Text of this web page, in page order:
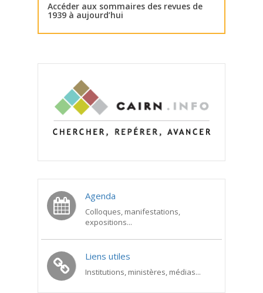
Accéder aux sommaires des revues de
1939 à aujourd’hui
Agenda
Colloques, manifestations,
expositions...
Liens utiles
Institutions, ministères, médias...